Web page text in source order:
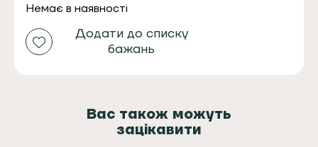
Немає в наявності
Додати до списку
бажань
Вас також можуть
зацікавити